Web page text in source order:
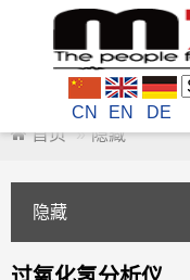
CN EN DE
首页
隐藏
隐藏